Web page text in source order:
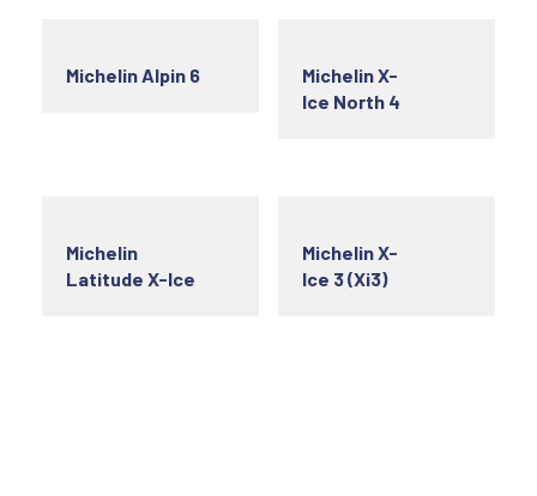
Michelin Alpin 6
Michelin X-
Ice North 4
Michelin
Latitude X-Ice
Michelin X-
Ice 3 (Xi3)